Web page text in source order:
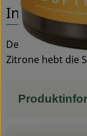
Info
Der fruchtig-
Zitrone hebt die